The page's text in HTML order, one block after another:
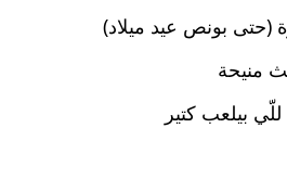
بونص عيد ميلاد)
منيحة